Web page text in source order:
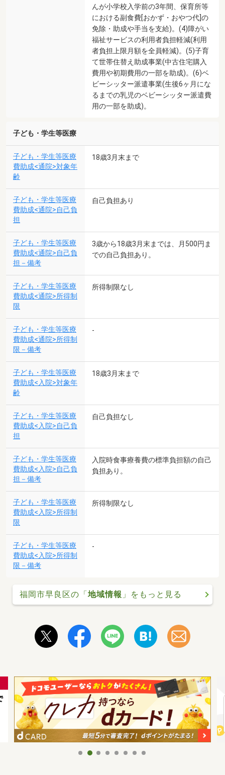
んが小学校入学前の3年間、保育所等
における副食費[おかず・おやつ代]の
免除・助成や手当を支給)。(4)障がい
福祉サービスの利用者負担軽減(利用
者負担上限月額を全員軽減)。(5)子育
て世帯住替え助成事業(中古住宅購入
費用や初期費用の一部を助成)。(6)ベ
ビーシッター派遣事業(生後6ヶ月にな
るまでの乳児のベビーシッター派遣費
用の一部を助成)。
子ども・学生等医療
子ども・学生等医療
費助成<通院>対象年
齢
18歳3月末まで
子ども・学生等医療
費助成<通院>自己負
担
自己負担あり
子ども・学生等医療
費助成<通院>自己負
担－備考
3歳から18歳3月末までは、月500円ま
での自己負担あり。
子ども・学生等医療
費助成<通院>所得制
限
所得制限なし
子ども・学生等医療
費助成<通院>所得制
限－備考
-
子ども・学生等医療
費助成<入院>対象年
齢
18歳3月末まで
子ども・学生等医療
費助成<入院>自己負
担
自己負担なし
子ども・学生等医療
費助成<入院>自己負
担－備考
入院時食事療養費の標準負担額の自己
負担あり。
子ども・学生等医療
費助成<入院>所得制
限
所得制限なし
子ども・学生等医療
費助成<入院>所得制
限－備考
-
福岡市早良区の「地域情報 」をもっと見る